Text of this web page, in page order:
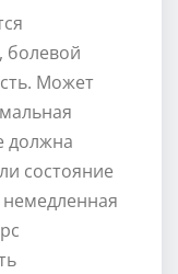
болевой
Может
должна
состояние
немедленная